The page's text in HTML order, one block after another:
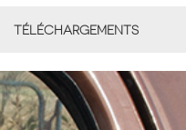
TÉLÉCHARGEMENTS